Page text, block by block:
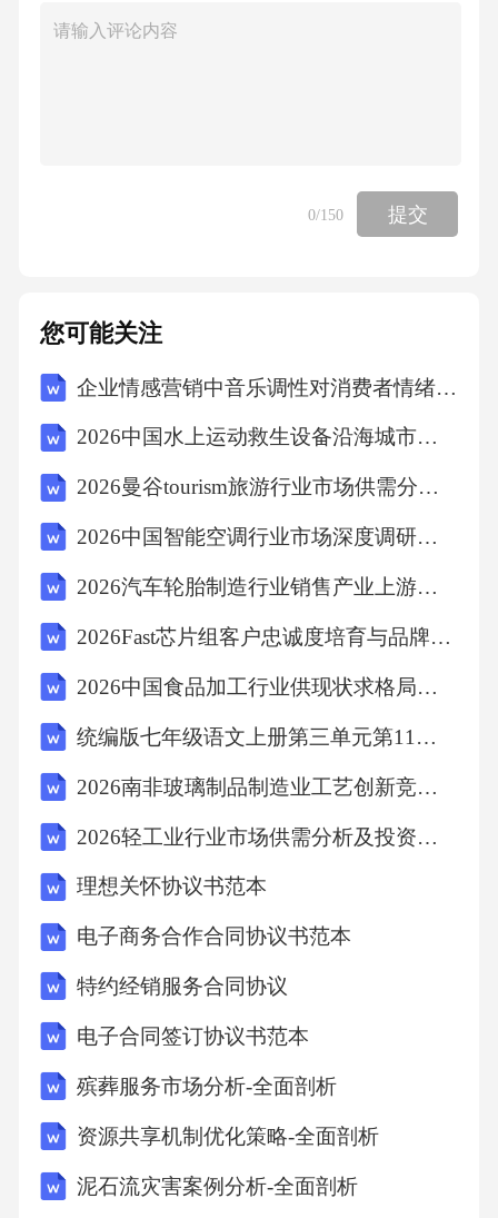
3.秸秆焚烧的危害浪费资源：田间焚烧仅能利用
部损失。污染环境引发火灾损伤地力危害周围
生态动植物（二）秸秆还田技术宏观秸秆还田
可以草养田、以草压草，达到用地养地相结
质含量；改善土壤理化状况，增加通透性；保
存和固定土壤氮素，避免养分流失，归还氮、
磷、钾和各种微量元素；促进土壤微生物活
动，加速土地养分循环。
1.秸秆直接还田
解还田（2）覆盖栽培还田（2）烧灰还田（3）
机械旋耕翻埋还田（3）过腹还田等
（2）速腐剂堆肥技术（3）酵素菌堆肥技术
（三）秸秆饲料利用技术秸秆的主要成分是粗
纤维，包括纤维素、半纤维素和木质素等，一
般约占秸秆干物质的20~50%。未经处理的秸秆
消化率和能量利用率较低，因为秸秆中的木质
素和糖类结合在一起，很难分解；蛋白质含量
0/150 提交
您可能关注
企业情感营销中音乐调性对消费者情绪唤醒的影响研究报告
2026中国水上运动救生设备沿海城市渗透率与应急管理体系研究
2026曼谷tourism旅游行业市场供需分析及投资评估规划分析研究报告
2026中国智能空调行业市场深度调研及竞争格局与投资前景研究报告
2026汽车轮胎制造行业销售产业上游下游监测研究报告
2026Fast芯片组客户忠诚度培育与品牌策略
2026中国食品加工行业供现状求格局及投资评估规划分析研究报告
统编版七年级语文上册第三单元第11课《再塑生命的人》学习任务单
2026南非玻璃制品制造业工艺创新竞争力分析市场竞争格局报告
2026轻工业行业市场供需分析及投资评估规划分析研究报告
理想关怀协议书范本
电子商务合作合同协议书范本
特约经销服务合同协议
电子合同签订协议书范本
殡葬服务市场分析-全面剖析
资源共享机制优化策略-全面剖析
泥石流灾害案例分析-全面剖析